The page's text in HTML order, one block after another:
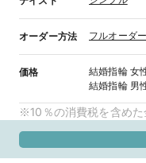
オーダー方法 フルオーダー
価格 結婚指輪 女
結婚指輪 男
※10％の消費税を含めた